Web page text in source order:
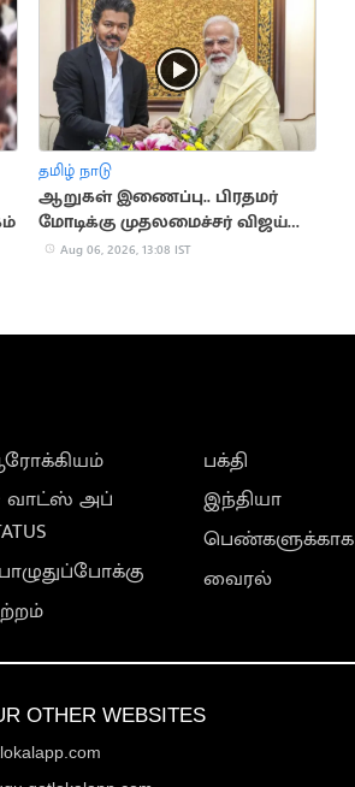
தமிழ் நாடு
ஆறுகள் இணைப்பு.. பிரதமர்
மோடிக்கு முதலமைச்சர் விஜய்
கடிதம்
Aug 06, 2026, 13:08 IST
வாட்ஸ் அப்
பக்தி
இந்தியா
பெண்களுக்காக
வைரல்
OTHER WEBSITES